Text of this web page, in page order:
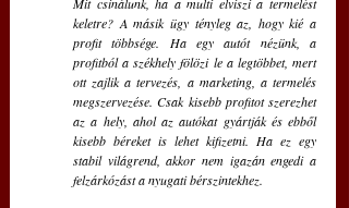
Mit csinálunk, ha a multi elviszi a termelést
keletre? A másik ügy tényleg az, hogy kié a
profit többsége. Ha egy autót nézünk, a
profitból a székhely fölözi le a legtöbbet, mert
ott zajlik a tervezés, a marketing, a termelés
megszervezése. Csak kisebb profitot szerezhet
az a hely, ahol az autókat gyártják és ebből
kisebb béreket is lehet kifizetni. Ha ez egy
stabil világrend, akkor nem igazán engedi a
felzárkózást a nyugati bérszintekhez.